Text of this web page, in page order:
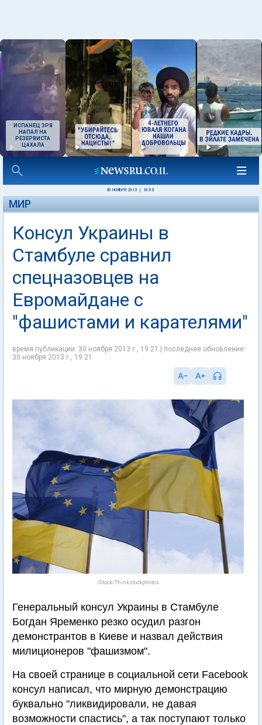
ИСПАНЕЦ ЗРЯ
НАПАЛ НА
РЕЗЕРВИСТА
ЦАХАЛА
30 НОЯБРЯ 2013 10:03
МИР
Консул Украины в
Стамбуле сравнил
спецназовцев на
Евромайдане с
"фашистами и карателями"
время публикации: 30 ноября 2013 г., 19:21 | последнее обновление:
30 ноября 2013 г., 19:21
iStock/Thinkstockphotos
Генеральный консул Украины в Стамбуле
Богдан Яременко резко осудил разгон
демонстрантов в Киеве и назвал действия
милиционеров "фашизмом".
На своей странице в социальной сети Facebook
консул написал, что мирную демонстрацию
буквально "ликвидировали, не давая
возможности спастись", а так поступают только